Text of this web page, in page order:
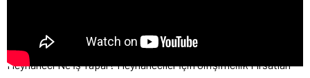
Meyhaneci Ne İş Yapar? Meyhaneciler İçin Girişimcilik Fırsatları